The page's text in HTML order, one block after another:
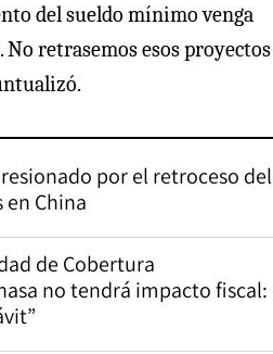
del sueldo mínimo venga
No retrasemos esos proyectos
por el retroceso del
China
de Cobertura
no tendrá impacto fiscal: